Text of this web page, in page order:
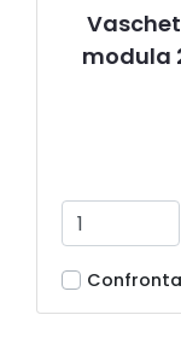
modula
Confronta